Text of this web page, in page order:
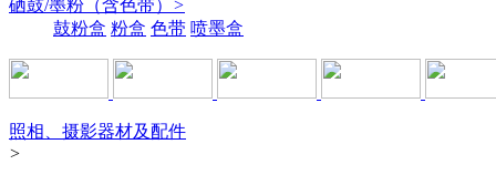
硒鼓/墨粉（含色带） >
鼓粉盒 粉盒 色带 喷墨盒
照相、摄影器材及配件
>